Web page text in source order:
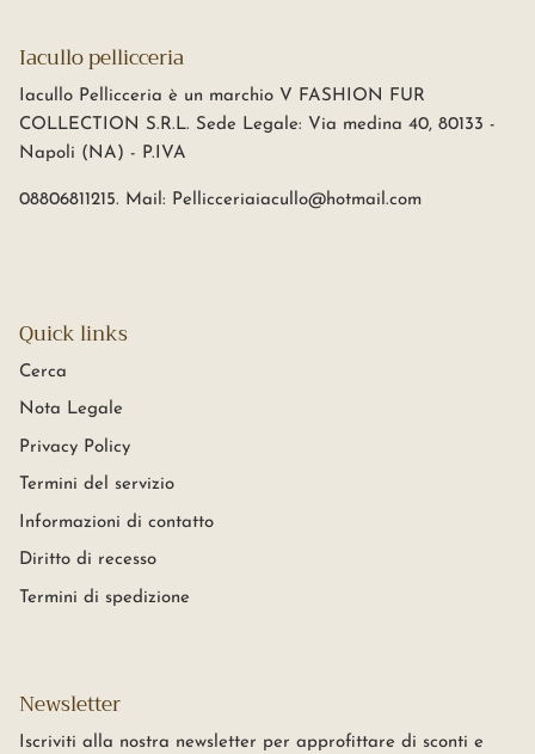
Iacullo pellicceria
Iacullo Pellicceria è un marchio V FASHION FUR
COLLECTION S.R.L. Sede Legale: Via medina 40, 80133 -
Napoli (NA) - P.IVA
08806811215. Mail: Pellicceriaiacullo@hotmail.com
Quick links
Cerca
Nota Legale
Privacy Policy
Termini del servizio
Informazioni di contatto
Diritto di recesso
Termini di spedizione
Newsletter
Iscriviti alla nostra newsletter per approfittare di sconti e